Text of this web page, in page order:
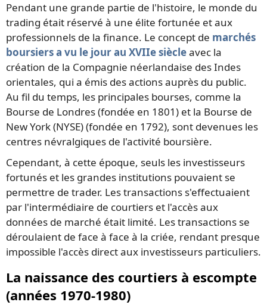
Pendant une grande partie de l'histoire, le monde du
trading était réservé à une élite fortunée et aux
professionnels de la finance. Le concept de marchés
boursiers a vu le jour au XVIIe siècleavec la
création de la Compagnie néerlandaise des Indes
orientales, qui a émis des actions auprès du public.
Au fil du temps, les principales bourses, comme la
Bourse de Londres (fondée en 1801) et la Bourse de
New York (NYSE) (fondée en 1792), sont devenues les
centres névralgiques de l'activité boursière.
Cependant, à cette époque, seuls les investisseurs
fortunés et les grandes institutions pouvaient se
permettre de trader. Les transactions s'effectuaient
par l'intermédiaire de courtiers et l'accès aux
données de marché était limité. Les transactions se
déroulaient de face à face à la criée, rendant presque
impossible l'accès direct aux investisseurs particuliers.
La naissance des courtiers à escompte
(années 1970-1980)